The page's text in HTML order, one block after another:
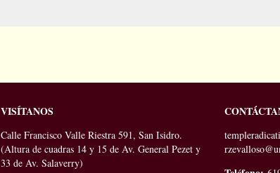
VISÍTANOS
Calle Francisco Valle Riestra 591, San Isidro.
(Altura de cuadras 14 y 15 de Av. General Pezet y
33 de Av. Salaverry)